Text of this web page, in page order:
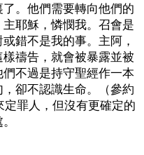
。他們需要轉向他們的
耶穌，憐憫我。召會是
錯不是我的事。主阿，
禱告，就會被暴露並被
不過是持守聖經作一本
卻不認識生命。（參約
定罪人，但沒有更確定的